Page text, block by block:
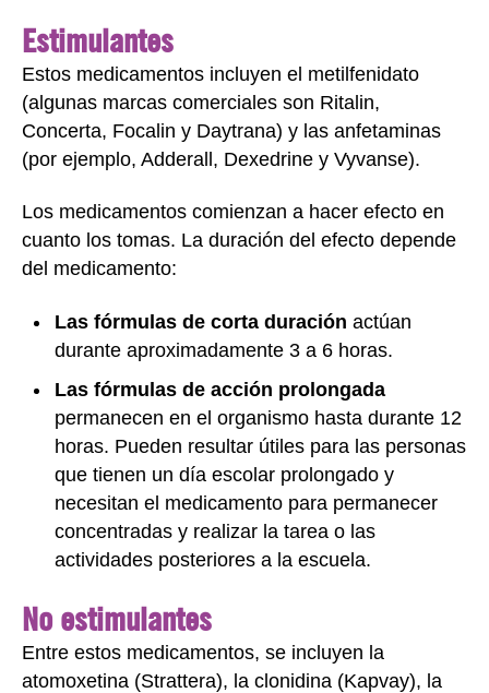
Estimulantes
Estos medicamentos incluyen el metilfenidato
(algunas marcas comerciales son Ritalin,
Concerta, Focalin y Daytrana) y las anfetaminas
(por ejemplo, Adderall, Dexedrine y Vyvanse).
Los medicamentos comienzan a hacer efecto en
cuanto los tomas. La duración del efecto depende
del medicamento:
Las fórmulas de corta duración actúan
durante aproximadamente 3 a 6 horas.
Las fórmulas de acción prolongada
permanecen en el organismo hasta durante 12
horas. Pueden resultar útiles para las personas
que tienen un día escolar prolongado y
necesitan el medicamento para permanecer
concentradas y realizar la tarea o las
actividades posteriores a la escuela.
No estimulantes
Entre estos medicamentos, se incluyen la
atomoxetina (Strattera), la clonidina (Kapvay), la